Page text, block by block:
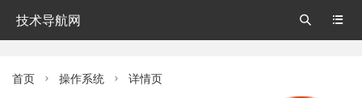
技术导航网 

首页  操作系统  详情页